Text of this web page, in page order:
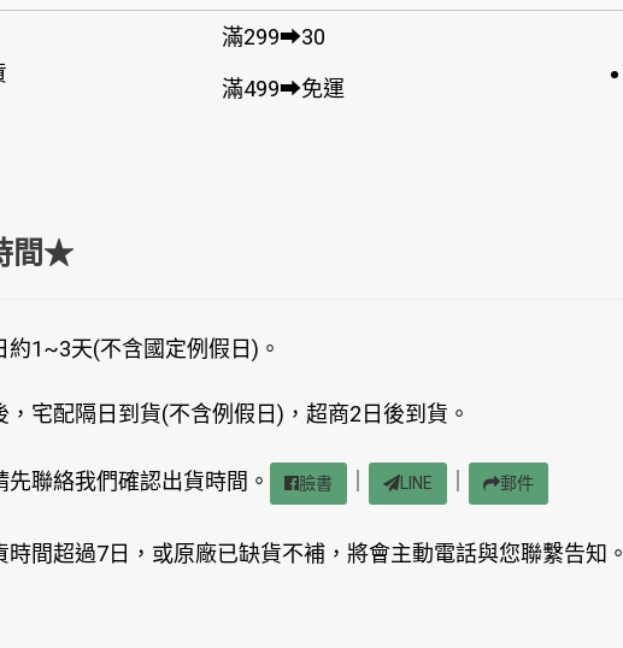
滿299➡30
滿499➡免運
間★
約1~3天(不含國定例假日)。
，宅配隔日到貨(不含例假日)，超商2日後到貨。
先聯絡我們確認出貨時間。 臉書 LINE 郵件
時間超過7日，或原廠已缺貨不補，將會主動電話與您聯繫告知。